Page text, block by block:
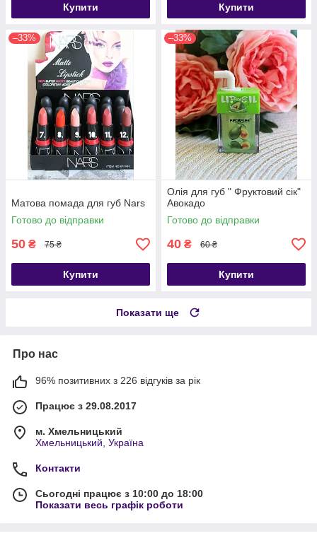
Купити Купити
–33%
Матова помада для губ Nars
Готово до відправки
50 ₴ 75 ₴
Купити
–33%
Олія для губ " Фруктовий сік"
Авокадо
Готово до відправки
40 ₴ 60 ₴
Купити
Показати ще
Про нас
96% позитивних з 226 відгуків за рік
Працює з 29.08.2017
м. Хмельницький
Хмельницький, Україна
Контакти
Сьогодні працює з 10:00 до 18:00
Показати весь графік роботи